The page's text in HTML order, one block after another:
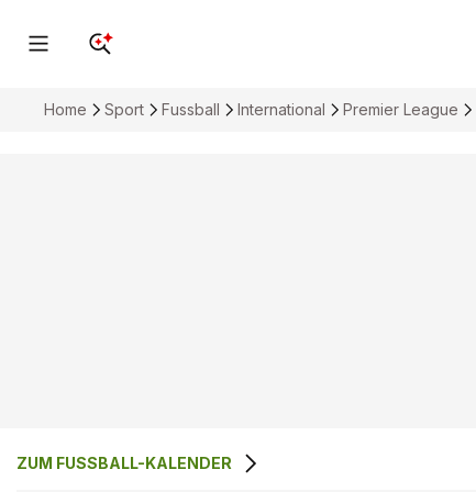
Home Sport Fussball International Premier League
ZUM FUSSBALL-KALENDER